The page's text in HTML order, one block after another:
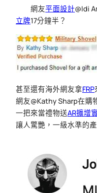
網友平面設計@Idi
立牌17分鐘半？
甚至還有海外網友拿FRP
網友@Kathy Sharp在購
一把來當禮物送AR擴增
讓人驚艷，一級水準的